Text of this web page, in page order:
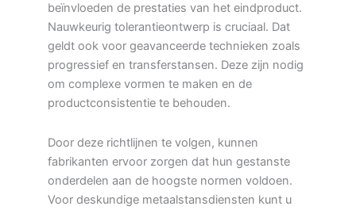
beïnvloeden de prestaties van het eindproduct.
Nauwkeurig tolerantieontwerp is cruciaal. Dat
geldt ook voor geavanceerde technieken zoals
progressief en transferstansen. Deze zijn nodig
om complexe vormen te maken en de
productconsistentie te behouden.
Door deze richtlijnen te volgen, kunnen
fabrikanten ervoor zorgen dat hun gestanste
onderdelen aan de hoogste normen voldoen.
Voor deskundige metaalstansdiensten kunt u